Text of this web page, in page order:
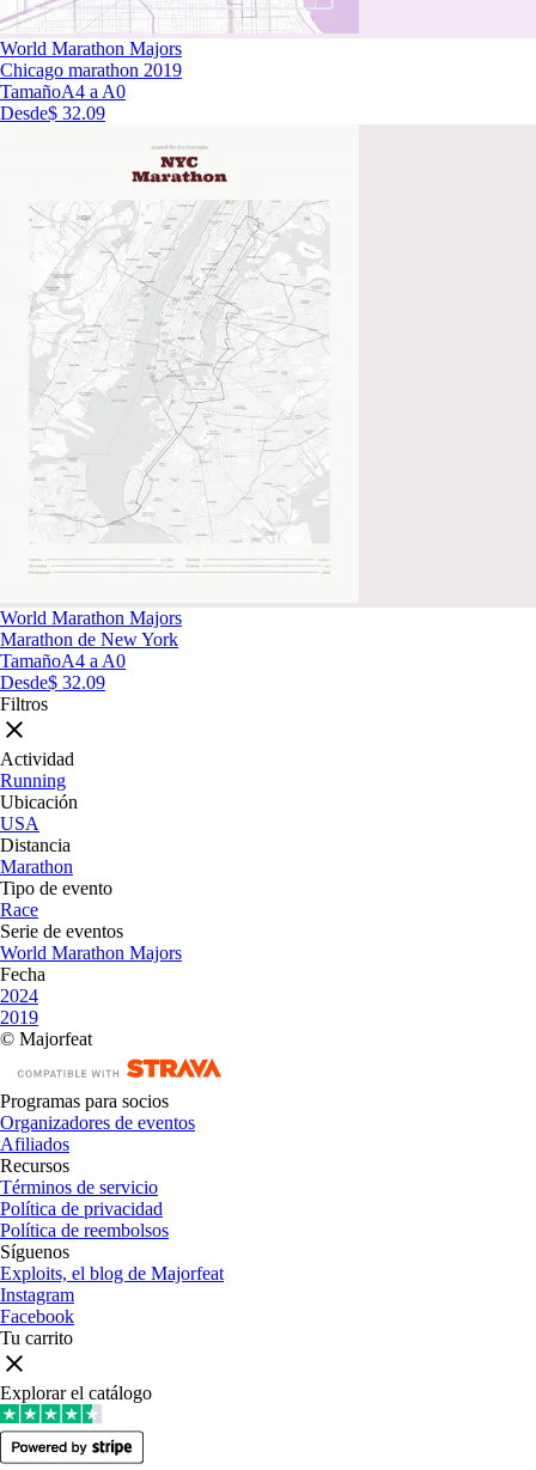
World Marathon Majors
Chicago marathon 2019
TamañoA4 a A0
Desde$ 32.09
World Marathon Majors
Marathon de New York
TamañoA4 a A0
Desde$ 32.09
Filtros
Actividad
Running
Ubicación
USA
Distancia
Marathon
Tipo de evento
Race
Serie de eventos
World Marathon Majors
Fecha
2024
2019
© Majorfeat
Programas para socios
Organizadores de eventos
Afiliados
Recursos
Términos de servicio
Política de privacidad
Política de reembolsos
Síguenos
Exploits, el blog de Majorfeat
Instagram
Facebook
Tu carrito
Explorar el catálogo